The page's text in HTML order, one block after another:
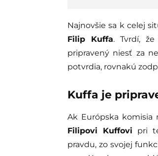
Najnovšie sa k celej
Filip Kuffa. Tvrdí,
pripravený niesť za
potvrdia, rovnakú
Kuffa je
Ak Európska
Filipovi Kuffovi pri
pravdu, zo svojej